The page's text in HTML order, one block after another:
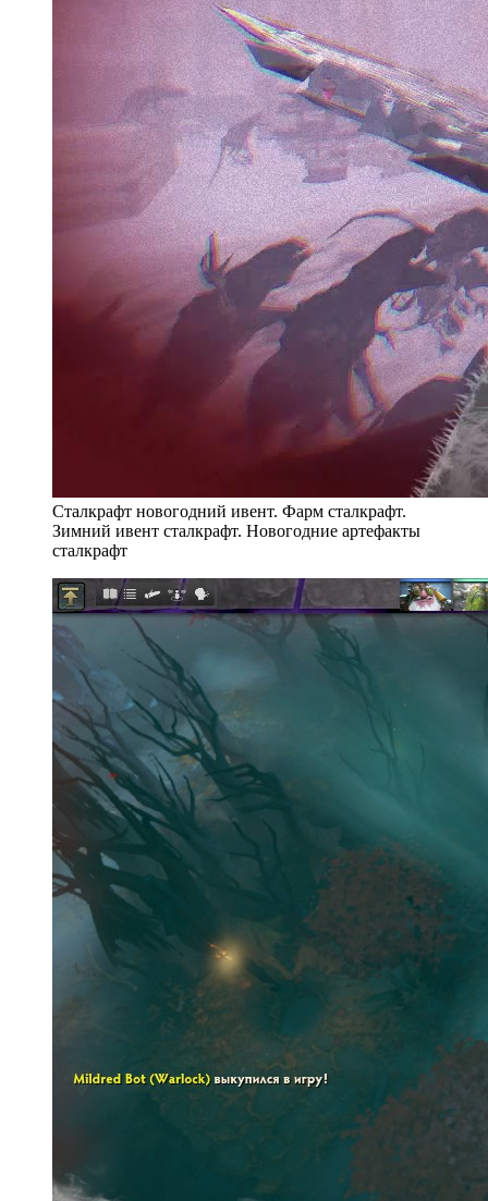
Сталкрафт новогодний ивент. Фарм сталкрафт.
Зимний ивент сталкрафт. Новогодние артефакты
сталкрафт